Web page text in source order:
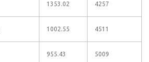
1353.02 4257
1002.55 4511
955.43 5009